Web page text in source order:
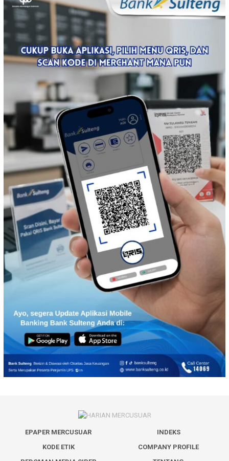
EPAPER MERCUSUAR
INDEKS
KODE ETIK
COMPANY PROFILE